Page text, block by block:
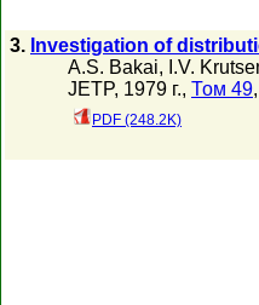
3. Investigation of
A.S. Bakai, I.V.
JETP, 1979 г., Том 49,
PDF (248.2K)